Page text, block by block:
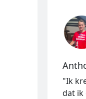
"Ik
dat ik